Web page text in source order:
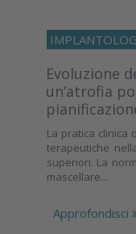
Evoluzione
un’atrofia
La pratica clinica
terapeutiche
superiori. La
mascellare...
Approfondisci